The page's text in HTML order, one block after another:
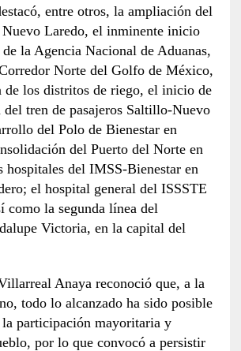
entre otros, la ampliación del
Nuevo Laredo, el inminente inicio
la Agencia Nacional de Aduanas,
Norte del Golfo de México,
de los distritos de riego, el inicio de
tren de pasajeros Saltillo-Nuevo
del Polo de Bienestar en
del Puerto del Norte en
hospitales del IMSS-Bienestar en
el hospital general del ISSSTE
como la segunda línea del
Victoria, en la capital del
Anaya reconoció que, a la
todo lo alcanzado ha sido posible
participación mayoritaria y
por lo que convocó a persistir